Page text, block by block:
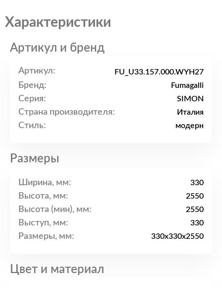
Характеристики
Артикул и бренд
Артикул: FU_U33.157.000.WYH27
Бренд: Fumagalli
Серия: SIMON
Страна производителя: Италия
Стиль: модерн
Размеры
Ширина, мм: 330
Высота, мм: 2550
Высота (мин), мм: 2550
Выступ, мм: 330
Размеры, мм: 330x330x2550
Цвет и материал